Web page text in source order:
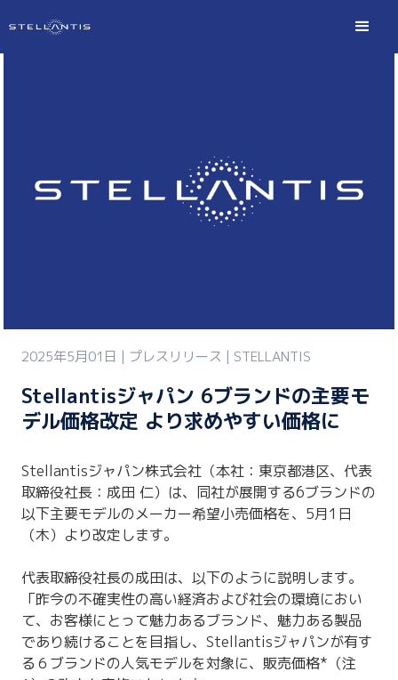
2025年5月01日 | プレスリリース | STELLANTIS
Stellantisジャパン 6ブランドの主要モ
デル価格改定 より求めやすい価格に
Stellantisジャパン株式会社（本社：東京都港区、代表
取締役社長：成田 仁）は、同社が展開する6ブランドの
以下主要モデルのメーカー希望小売価格を、5月1日
（木）より改定します。
代表取締役社長の成田は、以下のように説明します。
「昨今の不確実性の高い経済および社会の環境におい
て、お客様にとって魅力あるブランド、魅力ある製品
であり続けることを目指し、Stellantisジャパンが有す
る６ブランドの人気モデルを対象に、販売価格*（注